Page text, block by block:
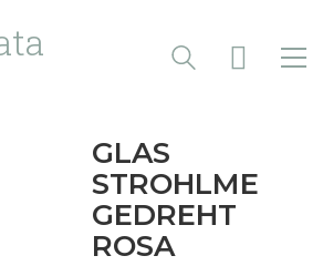
GLAS
STROHLME
GEDREHT
ROSA